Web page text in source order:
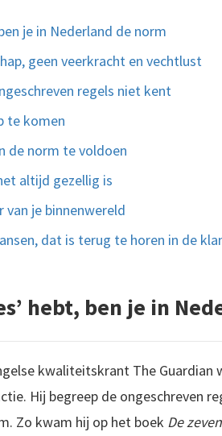
je in Nederland de norm
geen veerkracht en vechtlust
regels niet kent
te komen
de norm te voldoen
altijd gezellig is
je binnenwereld
dat is terug te horen in de
hebt, ben je in
kwaliteitskrant The
Hij begreep de ongeschreven
Zo kwam hij op het boek De